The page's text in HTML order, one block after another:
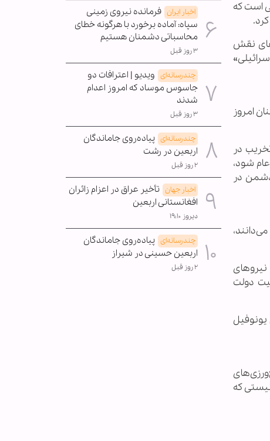
است که
نقش
امروز
در
شود،
در
دولت
که
اخبار ایران فرمانده نیروی زمینی
سپاه: آماده برخورد با هرگونه خطای
محاسباتی دشمنان هستیم
۳ روز قبل
چندرسانه‌ای ویدیو | اعترافات دو
جاسوس موساد که امروز اعدام
شدند
۳ روز قبل
چندرسانه‌ای پیاده‌روی جاماندگان
اربعین در رشت
۲ روز قبل
اخبار جهان تأخیر عراق در اعزام زائران
افغانستانی اربعین
دیروز ۱۹:۱۰
چندرسانه‌ای پیاده‌روی جاماندگان
اربعین حسینی در شیراز
۲ روز قبل